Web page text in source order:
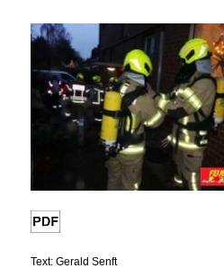
Text: Gerald Senft